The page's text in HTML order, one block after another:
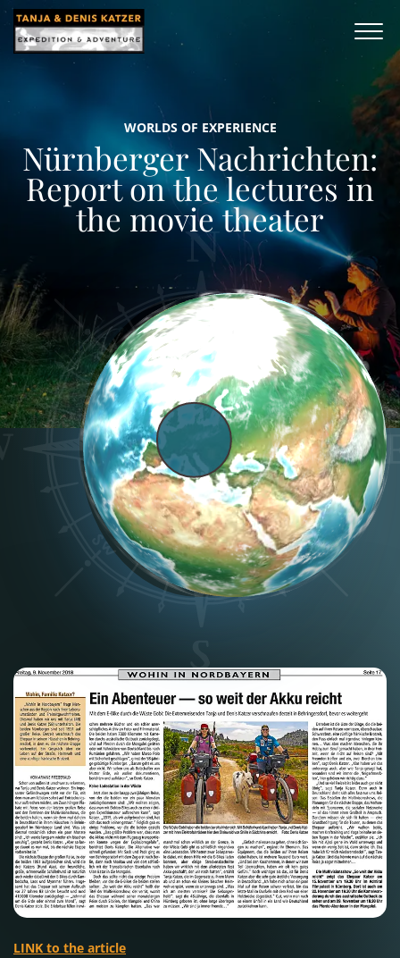
WORLDS OF EXPERIENCE
Nürnberger Nachrichten:
Report on the lectures in
the movie theater
LINK to the article